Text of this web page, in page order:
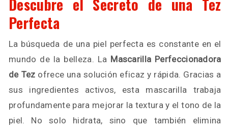
Descubre el Secreto de una Tez
Perfecta
La búsqueda de una piel perfecta es constante en el
mundo de la belleza. La Mascarilla Perfeccionadora
de Tez ofrece una solución eficaz y rápida. Gracias a
sus ingredientes activos, esta mascarilla trabaja
profundamente para mejorar la textura y el tono de la
piel. No solo hidrata, sino que también elimina